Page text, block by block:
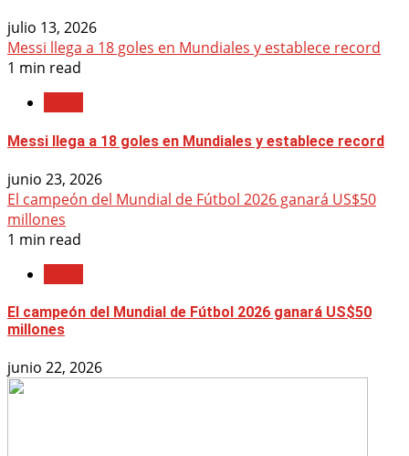
julio 13, 2026
Messi llega a 18 goles en Mundiales y establece record
1 min read
Messi llega a 18 goles en Mundiales y establece record
junio 23, 2026
El campeón del Mundial de Fútbol 2026 ganará US$50
millones
1 min read
El campeón del Mundial de Fútbol 2026 ganará US$50
millones
junio 22, 2026